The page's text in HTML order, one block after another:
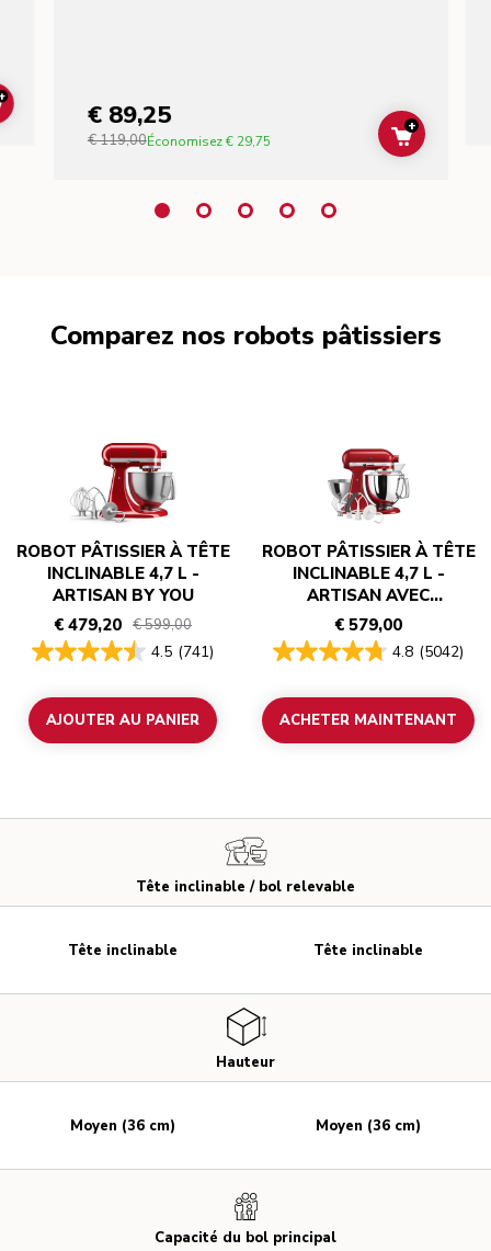
ADD TO CART€ 89,25
€ 119,00Économisez€ 29,75 ADD TO
+
Comparez nos robots pâtissiers
ROBOT PÂTISSIER À TÊTE
INCLINABLE 4,7 L -
ARTISAN BY YOU
€ 479,20 € 599,00
4.5 (741)
AJOUTER AU PANIER
ROBOT PÂTISSIER À TÊTE
INCLINABLE 4,7 L -
ARTISAN AVEC
ACCESSOIRES
€ 579,00
4.8 (5042)
ACHETER MAINTENANT
Tête inclinable / bol relevable
Hauteur
Capacité du bol principal
Tête inclinable
Moyen (36 cm)
Tête inclinable
Moyen (36 cm)